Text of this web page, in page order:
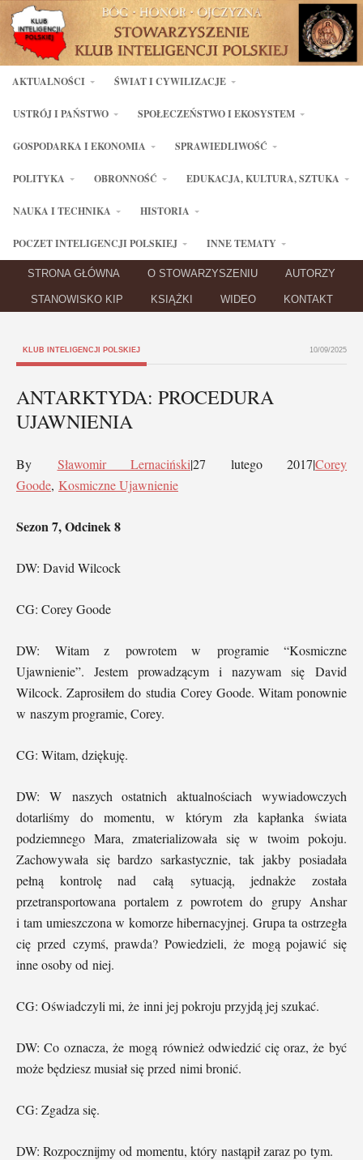
AKTUALNOŚCI ŚWIAT I CYWILIZACJE
USTRÓJ I PAŃSTWO SPOŁECZEŃSTWO I EKOSYSTEM
GOSPODARKA I EKONOMIA SPRAWIEDLIWOŚĆ
POLITYKA OBRONNOŚĆ EDUKACJA, KULTURA, SZTUKA
NAUKA I TECHNIKA HISTORIA
POCZET INTELIGENCJI POLSKIEJ INNE TEMATY
STRONA GŁÓWNA O STOWARZYSZENIU AUTORZY
STANOWISKO KIP KSIĄŻKI WIDEO KONTAKT
KLUB INTELIGENCJI POLSKIEJ 10/09/2025
ANTARKTYDA: PROCEDURA
UJAWNIENIA
By Sławomir Lernaciński|27 lutego 2017|Corey
Goode, Kosmiczne Ujawnienie
Sezon 7, Odcinek 8
DW: David Wilcock
CG: Corey Goode
DW: Witam z powrotem w programie “Kosmiczne
Ujawnienie”. Jestem prowadzącym i nazywam się David
Wilcock. Zaprosiłem do studia Corey Goode. Witam ponownie
w naszym programie, Corey.
CG: Witam, dziękuję.
DW: W naszych ostatnich aktualnościach wywiadowczych
dotarliśmy do momentu, w którym zła kapłanka świata
podziemnego Mara, zmaterializowała się w twoim pokoju.
Zachowywała się bardzo sarkastycznie, tak jakby posiadała
pełną kontrolę nad całą sytuacją, jednakże została
przetransportowana portalem z powrotem do grupy Anshar
i tam umieszczona w komorze hibernacyjnej. Grupa ta ostrzegła
cię przed czymś, prawda? Powiedzieli, że mogą pojawić się
inne osoby od niej.
CG: Oświadczyli mi, że inni jej pokroju przyjdą jej szukać.
DW: Co oznacza, że mogą również odwiedzić cię oraz, że być
może będziesz musiał się przed nimi bronić.
CG: Zgadza się.
DW: Rozpocznijmy od momentu, który nastąpił zaraz po tym.